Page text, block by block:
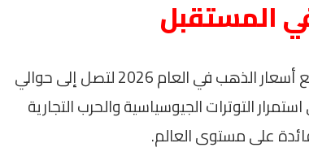
المستقبل
تشير التوقعات إلى أنه من المتوقع أن ترتفع أسعار الذهب في العام 2026 لتصل إلى حوالي
استمرار التوترات الجيوسياسية والحرب التجارية
على مستوى العالم.